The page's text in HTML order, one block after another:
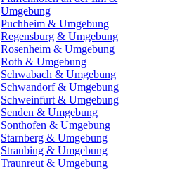
Umgebung
Puchheim & Umgebung
Regensburg & Umgebung
Rosenheim & Umgebung
Roth & Umgebung
Schwabach & Umgebung
Schwandorf & Umgebung
Schweinfurt & Umgebung
Senden & Umgebung
Sonthofen & Umgebung
Starnberg & Umgebung
Straubing & Umgebung
Traunreut & Umgebung